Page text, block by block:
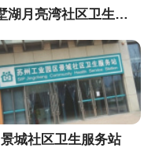
独墅湖月亮湾社区卫生服务站
景城社区卫生服务站